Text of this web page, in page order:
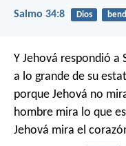
Salmo 34:8 Dios
Y Jehová respondió a
a lo grande de su
porque Jehová no
hombre mira lo que
Jehová mira el